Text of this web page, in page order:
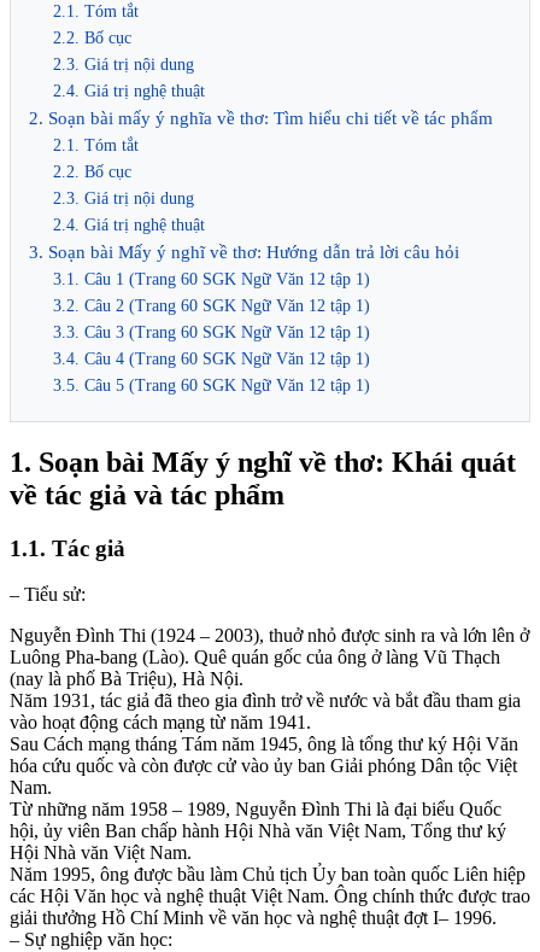
2.1. Tóm tắt
2.2. Bố cục
2.3. Giá trị nội dung
2.4. Giá trị nghệ thuật
2. Soạn bài mấy ý nghĩa về thơ: Tìm hiểu chi tiết về tác phẩm
2.1. Tóm tắt
2.2. Bố cục
2.3. Giá trị nội dung
2.4. Giá trị nghệ thuật
3. Soạn bài Mấy ý nghĩ về thơ: Hướng dẫn trả lời câu hỏi
3.1. Câu 1 (Trang 60 SGK Ngữ Văn 12 tập 1)
3.2. Câu 2 (Trang 60 SGK Ngữ Văn 12 tập 1)
3.3. Câu 3 (Trang 60 SGK Ngữ Văn 12 tập 1)
3.4. Câu 4 (Trang 60 SGK Ngữ Văn 12 tập 1)
3.5. Câu 5 (Trang 60 SGK Ngữ Văn 12 tập 1)
1. Soạn bài Mấy ý nghĩ về thơ: Khái quát
về tác giả và tác phẩm
1.1. Tác giả
– Tiểu sử:
Nguyễn Đình Thi (1924 – 2003), thuở nhỏ được sinh ra và lớn lên ở
Luông Pha-bang (Lào). Quê quán gốc của ông ở làng Vũ Thạch
(nay là phố Bà Triệu), Hà Nội.
Năm 1931, tác giả đã theo gia đình trở về nước và bắt đầu tham gia
vào hoạt động cách mạng từ năm 1941.
Sau Cách mạng tháng Tám năm 1945, ông là tổng thư ký Hội Văn
hóa cứu quốc và còn được cử vào ủy ban Giải phóng Dân tộc Việt
Nam.
Từ những năm 1958 – 1989, Nguyễn Đình Thi là đại biểu Quốc
hội, ủy viên Ban chấp hành Hội Nhà văn Việt Nam, Tổng thư ký
Hội Nhà văn Việt Nam.
Năm 1995, ông được bầu làm Chủ tịch Ủy ban toàn quốc Liên hiệp
các Hội Văn học và nghệ thuật Việt Nam. Ông chính thức được trao
giải thưởng Hồ Chí Minh về văn học và nghệ thuật đợt I– 1996.
– Sự nghiệp văn học: